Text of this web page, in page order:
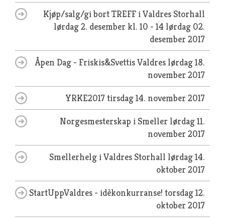
Kjøp/salg/gi bort TREFF i Valdres Storhall
lørdag 2. desember kl. 10 - 14 lørdag 02.
desember 2017
Åpen Dag - Friskis&Svettis Valdres lørdag 18.
november 2017
YRKE2017tirsdag 14. november 2017
Norgesmesterskap i Smeller lørdag 11.
november 2017
Smellerhelg i Valdres Storhall lørdag 14.
oktober 2017
StartUppValdres - idèkonkurranse! torsdag 12.
oktober 2017